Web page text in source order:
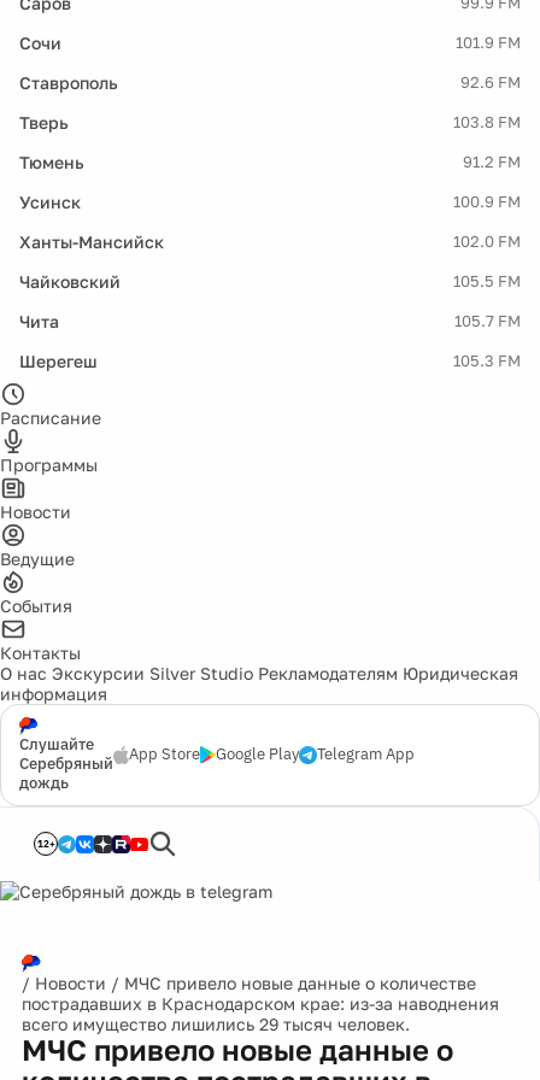
Сочи 101.9 FM
Ставрополь 92.6 FM
Тверь 103.8 FM
Тюмень 91.2 FM
Усинск 100.9 FM
Ханты-Мансийск 102.0 FM
Чайковский 105.5 FM
Чита 105.7 FM
Шерегеш 105.3 FM
Расписание
Программы
Новости
Ведущие
События
Контакты
О нас Экскурсии Silver Studio Рекламодателям Юридическая
информация
Слушайте
Серебряный
дождь
App Store Google Play Telegram App
12+
/ Новости / МЧС привело новые данные о количестве
пострадавших в Краснодарском крае: из-за наводнения
всего имущество лишились 29 тысяч человек.
МЧС привело новые данные о